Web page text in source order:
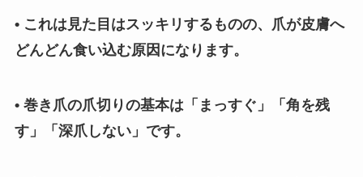
• これは見た目はスッキリするものの、爪が皮膚へ
どんどん食い込む原因になります。
• 巻き爪の爪切りの基本は「まっすぐ」「角を残
す」「深爪しない」です。